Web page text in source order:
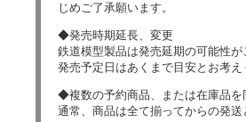
じめご了承願います。
◆発売時期延長、変更
鉄道模型製品は発売延期の可能性が
発売予定日はあくまで目安とお考え
◆複数の予約商品、または在庫品を
通常、商品は全て揃ってからの発送